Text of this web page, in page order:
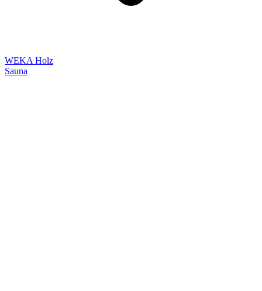
WEKA Holz
Sauna